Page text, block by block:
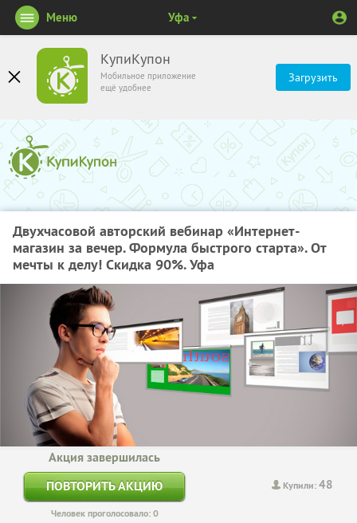
КупиКупон
Мобильное приложение
ещё удобнее
Загрузить
Меню Уфа
Двухчасовой авторский вебинар «Интернет-
магазин за вечер. Формула быстрого старта». От
мечты к делу! Скидка 90%. Уфа
Купили:48
Акция завершилась
ПОВТОРИТЬ АКЦИЮ
Человек проголосовало: 0